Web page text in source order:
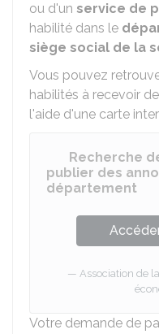
ou d'un service de
habilité dans le
siège social de la
Vous pouvez
habilités à recevoir
l'aide d'une carte
Recherche
publier des
département
Association de
Votre demande de